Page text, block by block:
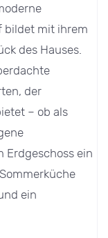
bildet mit ihrem
des Hauses.
der
– ob als
Erdgeschoss ein
ein